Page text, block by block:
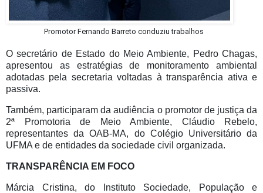
Promotor Fernando Barreto conduziu trabalhos
O secretário de Estado do Meio Ambiente, Pedro Chagas,
apresentou as estratégias de monitoramento ambiental
adotadas pela secretaria voltadas à transparência ativa e
passiva.
Também, participaram da audiência o promotor de justiça da
2ª Promotoria de Meio Ambiente, Cláudio Rebelo,
representantes da OAB-MA, do Colégio Universitário da
UFMA e de entidades da sociedade civil organizada.
TRANSPARÊNCIA EM FOCO
Márcia Cristina, do Instituto Sociedade, População e